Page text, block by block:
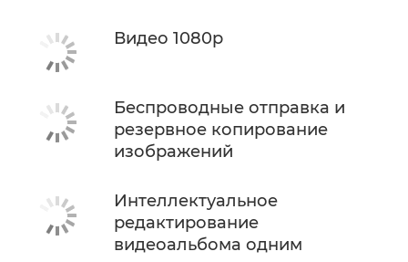
Видео 1080p
Беспроводные отправка и
резервное копирование
изображений
Интеллектуальное
редактирование
видеоальбома одним